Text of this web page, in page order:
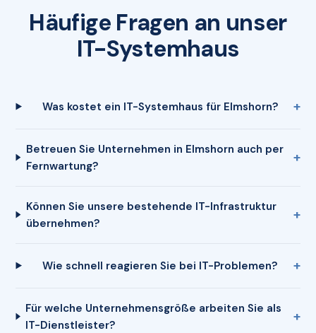
Häufige Fragen an unser
IT-Systemhaus
Was kostet ein IT-Systemhaus für Elmshorn?
Betreuen Sie Unternehmen in Elmshorn auch per
Fernwartung?
Können Sie unsere bestehende IT-Infrastruktur
übernehmen?
Wie schnell reagieren Sie bei IT-Problemen?
Für welche Unternehmensgröße arbeiten Sie als
IT-Dienstleister?